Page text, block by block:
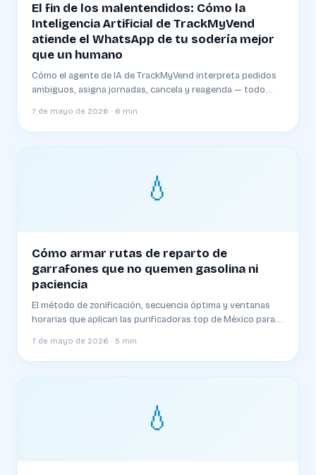
El fin de los malentendidos: Cómo la
Inteligencia Artificial de TrackMyVend
atiende el WhatsApp de tu sodería mejor
que un humano
Cómo el agente de IA de TrackMyVend interpreta pedidos
ambiguos, asigna jornadas, cancela y reagenda — todo
7 de mayo de 2026 · 6 min
💧
Cómo armar rutas de reparto de
garrafones que no quemen gasolina ni
paciencia
El método de zonificación, secuencia óptima y ventanas
horarias que aplican las purificadoras top de México para
7 de mayo de 2026 · 5 min
💧